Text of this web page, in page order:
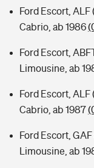
Ford Escort, ALF
Cabrio, ab 1986
Ford Escort,
Limousine, ab
Ford Escort, ALF
Cabrio, ab 1987
Ford Escort,
Limousine, ab